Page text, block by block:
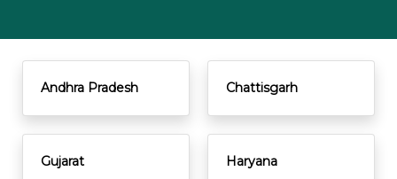
Andhra Pradesh Chattisgarh
Gujarat Haryana